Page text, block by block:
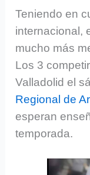
Teniendo en
internacional,
mucho más
Los 3
Valladolid el
Regional de
esperan
temporada.